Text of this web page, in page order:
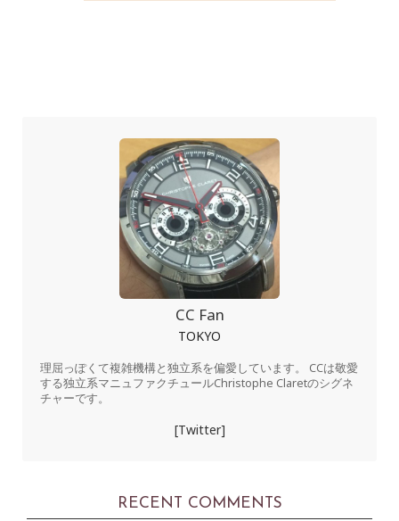
CC Fan
TOKYO
理屈っぽくて複雑機構と独立系を偏愛しています。 CCは敬愛
する独立系マニュファクチュールChristophe Claretのシグネ
チャーです。
[Twitter]
RECENT COMMENTS